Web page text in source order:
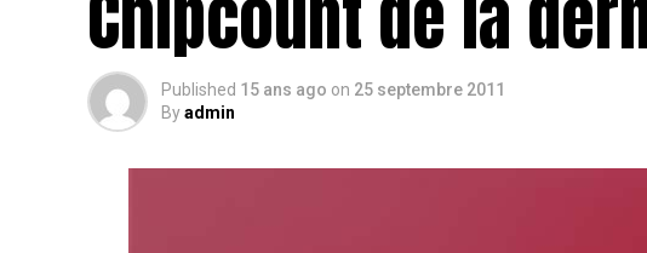
Published 15 ans ago on 25 septembre 2011
Byadmin